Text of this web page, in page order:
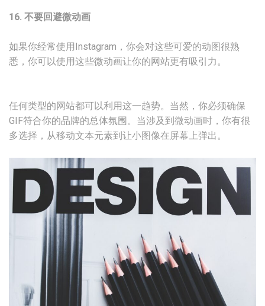
16. 不要回避微动画
如果你经常使用Instagram，你会对这些可爱的动图很熟
悉，你可以使用这些微动画让你的网站更有吸引力。
任何类型的网站都可以利用这一趋势。当然，你必须确保
GIF符合你的品牌的总体氛围。当涉及到微动画时，你有很
多选择，从移动文本元素到让小图像在屏幕上弹出。